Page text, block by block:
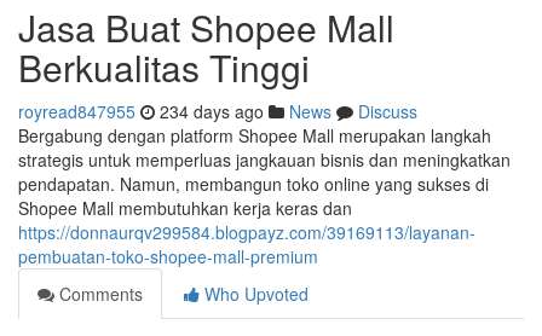
Jasa Buat Shopee Mall
Berkualitas Tinggi
royread847955 234 days ago News
Discuss
Bergabung dengan platform Shopee Mall merupakan langkah
strategis untuk memperluas jangkauan bisnis dan meningkatkan
pendapatan. Namun, membangun toko online yang sukses di
Shopee Mall membutuhkan kerja keras dan
https://donnaurqv299584.blogpayz.com/39169113/layanan-
pembuatan-toko-shopee-mall-premium
Comments
Who Upvoted